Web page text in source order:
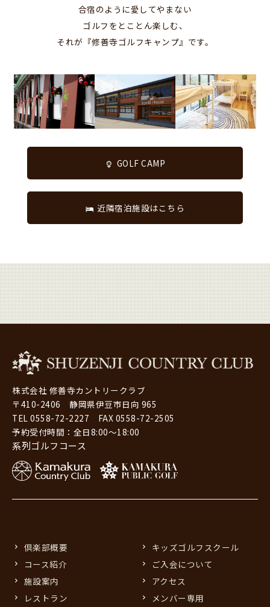
合宿のように愛してやまない
ゴルフをとことん楽しむ、
それが『修善寺ゴルフキャンプ』です。
GOLF CAMP
近隣宿泊施設はこちら
株式会社 修善寺カントリークラブ
〒410-2406 静岡県伊豆市日向 965
TEL 0558-72-2227 FAX 0558-72-2505
予約受付時間：全日8:00～18:00
系列ゴルフコース
倶楽部概要
コース紹介
施設案内
レストラン
キッズゴルフスクール
ご入会について
アクセス
メンバー専用